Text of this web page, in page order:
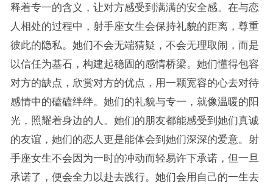
释着专一的含义，让对方感受到满满的安全感。在与恋
人相处的过程中，射手座女生会保持礼貌的距离，尊重
彼此的隐私。她们不会无端猜疑，不会无理取闹，而是
以信任为基石，构建起稳固的感情桥梁。她们懂得包容
对方的缺点，欣赏对方的优点，用一颗宽容的心去对待
感情中的磕磕绊绊。她们的礼貌与专一，就像温暖的阳
光，照耀着身边的人。她们的朋友都能感受到她们真诚
的友谊，她们的恋人更是能体会到她们深深的爱意。射
手座女生不会因为一时的冲动而轻易许下承诺，但一旦
承诺了，便会全力以赴去践行。她们会用自己的一生去